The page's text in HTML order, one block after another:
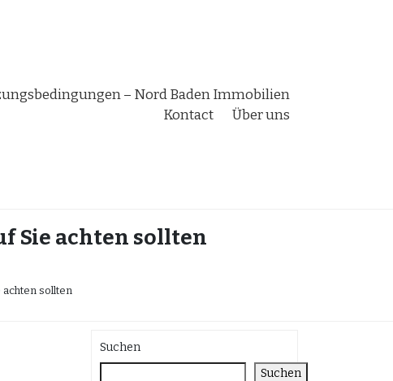
– Nord Baden Immobilien
Kontact
Über uns
Sie achten sollten
achten sollten
Suchen
Suchen